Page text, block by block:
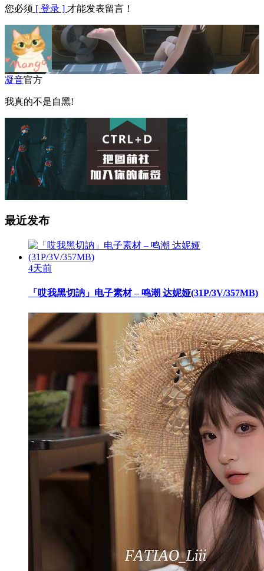
您必须 [ 登录 ] 才能发表留言！
凝音官方
我真的不是自黑!
最近发布
4天前
「哎我黑切訥」电子素材 – 鸣潮 达妮娅(31P/3V/357MB)